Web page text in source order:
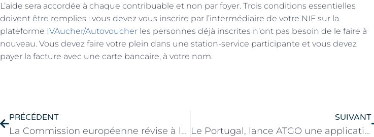
L’aide sera accordée à chaque contribuable et non par foyer. Trois conditions essentielles
doivent être remplies : vous devez vous inscrire par l’intermédiaire de votre NIF sur la
plateforme IVAucher/Autovoucher les personnes déjà inscrites n’ont pas besoin de le faire à
nouveau. Vous devez faire votre plein dans une station-service participante et vous devez
payer la facture avec une carte bancaire, à votre nom.
PRÉCÉDENT
La Commission européenne révise à la hausse le PIB portugais à 5,5 % en 2022
SUIVANT
Le Portugal, lance ATGO une application pour les indépendants